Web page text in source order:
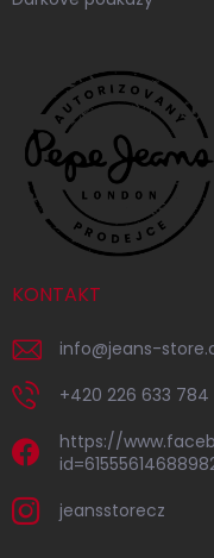
KONTAKT
info@jeans-
+420 226 633 784
https://
jeansstorecz